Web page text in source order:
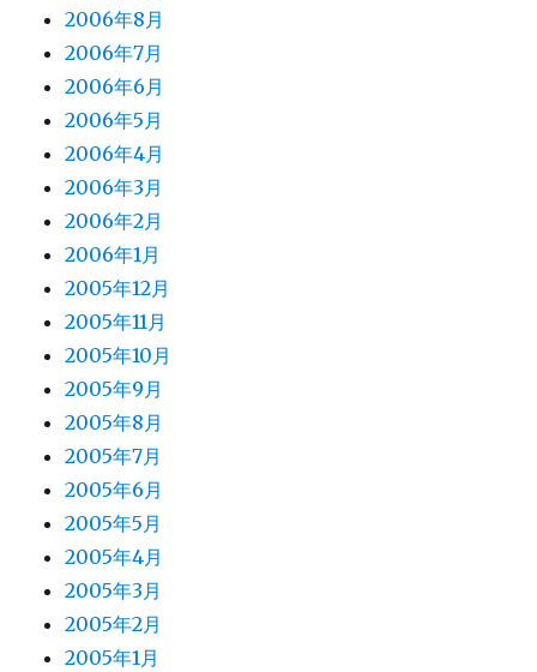
2006年8月
2006年7月
2006年6月
2006年5月
2006年4月
2006年3月
2006年2月
2006年1月
2005年12月
2005年11月
2005年10月
2005年9月
2005年8月
2005年7月
2005年6月
2005年5月
2005年4月
2005年3月
2005年2月
2005年1月